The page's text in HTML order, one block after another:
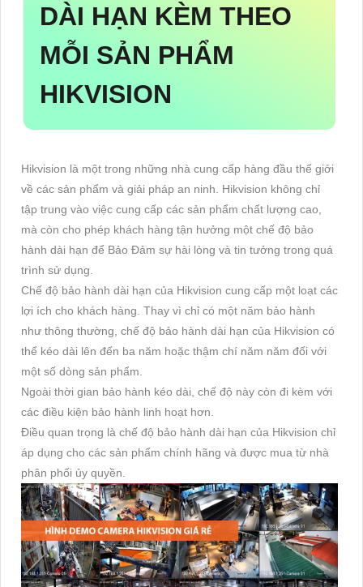
DÀI HẠN KÈM THEO
MỖI SẢN PHẨM
HIKVISION
Hikvision là một trong những nhà cung cấp hàng đầu thế giới
về các sản phẩm và giải pháp an ninh. Hikvision không chỉ
tập trung vào việc cung cấp các sản phẩm chất lượng cao,
mà còn cho phép khách hàng tận hưởng một chế độ bảo
hành dài hạn để Bảo Đảm sự hài lòng và tin tưởng trong quá
trình sử dụng.
Chế độ bảo hành dài hạn của Hikvision cung cấp một loạt các
lợi ích cho khách hàng. Thay vì chỉ có một năm bảo hành
như thông thường, chế độ bảo hành dài hạn của Hikvision có
thể kéo dài lên đến ba năm hoặc thậm chí năm năm đối với
một số dòng sản phẩm.
Ngoài thời gian bảo hành kéo dài, chế độ này còn đi kèm với
các điều kiện bảo hành linh hoạt hơn.
Điều quan trọng là chế độ bảo hành dài hạn của Hikvision chỉ
áp dụng cho các sản phẩm chính hãng và được mua từ nhà
phân phối ủy quyền.